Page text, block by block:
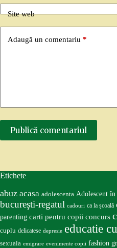
Site web
Adaugă un comentariu *
Publică comentariul
Etichete
abuz acasa adolescenta Adolescent
bucureşti-regatul cadouri ca la școală
parenting carti pentru copii concurs
cuplu delicatese depresie educatie
sexuala emigrare evenimente copii fashion